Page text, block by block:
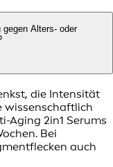
Alters- oder
die Intensität
wissenschaftlich
Aging 2in1 Serums
Bei
auch